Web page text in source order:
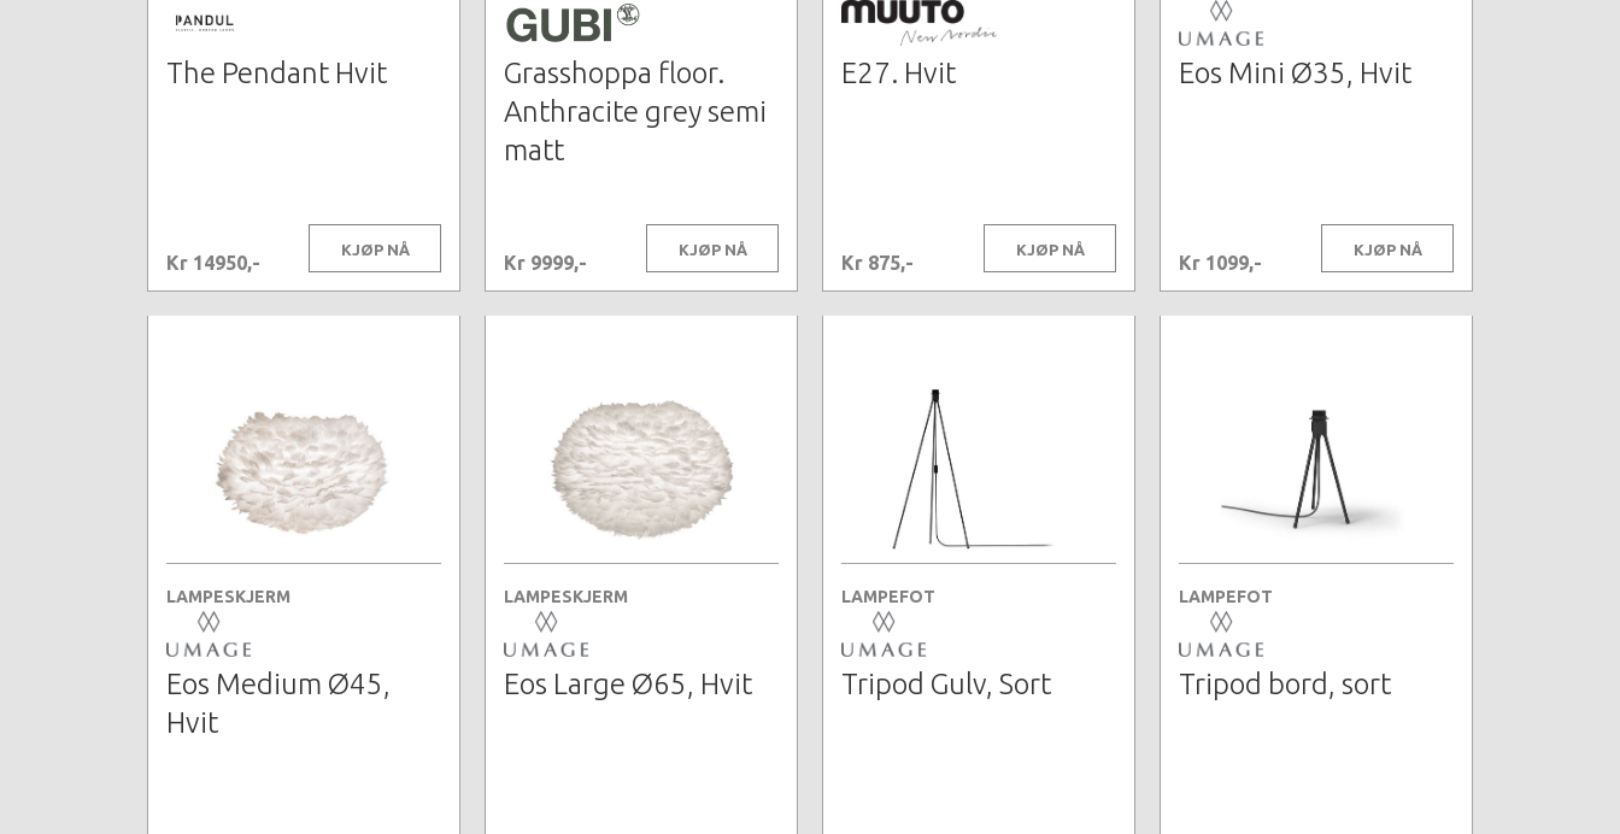
The Pendant Hvit
Kr 14950,-
KJØP NÅ
Grasshoppa floor.
Anthracite grey semi
matt
Kr 9999,-
KJØP NÅ
E27. Hvit
Kr 875,-
KJØP NÅ
Eos Mini Ø35, Hvit
Kr 1099,-
KJØP NÅ
LAMPESKJERM
Eos Medium Ø45,
Hvit
LAMPESKJERM
Eos Large Ø65, Hvit
LAMPEFOT
Tripod Gulv, Sort
LAMPEFOT
Tripod bord, sort